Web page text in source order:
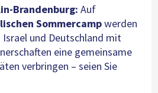
Brandenburg: Auf
Sommercampwerden
Israel und Deutschland mit
eine gemeinsame
verbringen – seien Sie